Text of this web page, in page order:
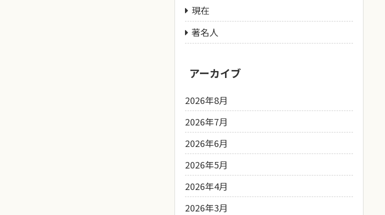
現在
著名人
アーカイブ
2026年8月
2026年7月
2026年6月
2026年5月
2026年4月
2026年3月